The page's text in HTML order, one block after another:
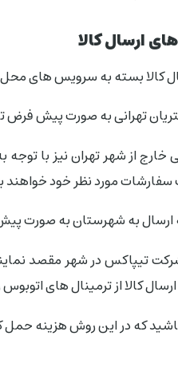
ارسال کالا
کالا بسته به سرویس های
تهرانی به صورت پیش
خارج از شهر تهران نیز با
سفارشات مورد نظر خود
به شهرستان به صورت
تیپاکس در شهر مقصد
کالا از ترمینال های اتوبوس
که در این روش هزینه حمل